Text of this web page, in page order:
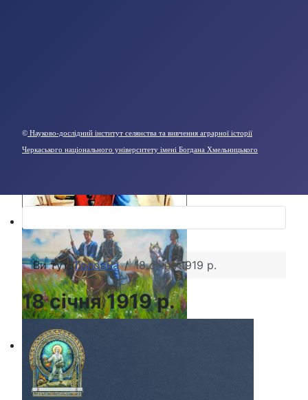
Ви тут:Головна 18 січня 1919 р.
18 січня 1919 р.
© Науково-дослідний інститут селянства та вивчення аграрної історії
Черкаського національного університету імені Богдана Хмельницького